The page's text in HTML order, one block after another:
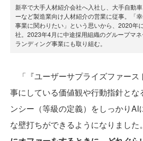
新卒で大手人材紹介会社へ入社し、大手自動
ーなど製造業向け人材紹介の営業に従事。「
事業に関わりたい」という思いから、2020年
社。2023年4月に中途採用組織のグループマ
ランディング事業にも取り組む。
「『ユーザーサプライズファース
事にしている価値観や行動指針とな
ンシー（等級の定義）をしっかりAI
な壁打ちができるようになりました